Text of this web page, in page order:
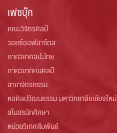
เฟซบุ๊ก
คณะวิจิตรศิลป์
วอยซ์ออฟอาร์ตส
ภาควิชาศิลปะไทย
ภาควิชาทัศนศิลป์
สาขาจิตรกรรม
หอศิลปวัฒนธรรม มหาวิทยาลัยเชียงใหม่
สโมสรนักศึกษา
หน่วยวิเทศสัมพันธ์